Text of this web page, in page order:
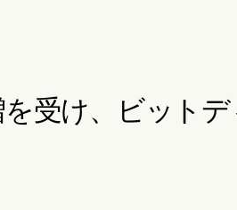
受け、ビット